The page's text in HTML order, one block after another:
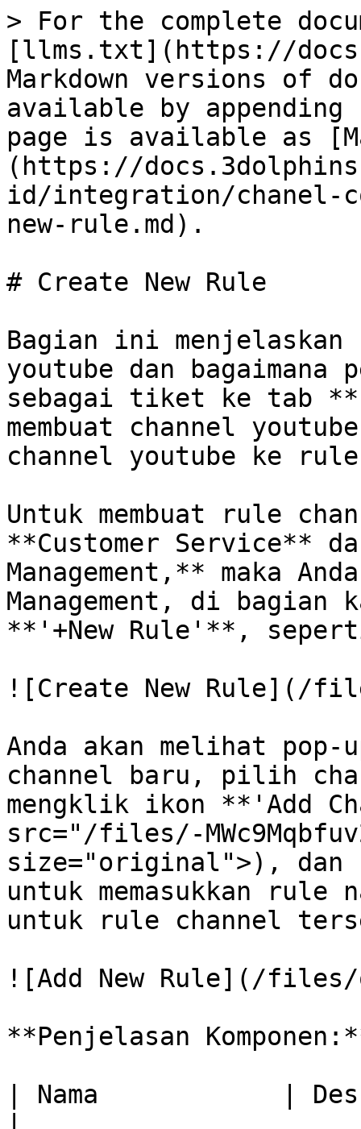
> For the complete
[llms.txt](https://
Markdown versions of
available by
page is available as
(https://
id/integration/chanel-
new-rule.md).
# Create New Rule
Bagian ini menjelaskan
youtube dan bagaimana
sebagai tiket ke tab
membuat channel
channel youtube ke
Untuk membuat rule
**Customer Service**
Management,** maka
Management, di
**'+New Rule'**,
![Create New Rule](/
Anda akan melihat pop-
channel baru, pilih
mengklik ikon **'Add
src="/files/-
size="original">), dan
untuk memasukkan rule
untuk rule channel
![Add New Rule](/files/
**Penjelasan
| Nama            |